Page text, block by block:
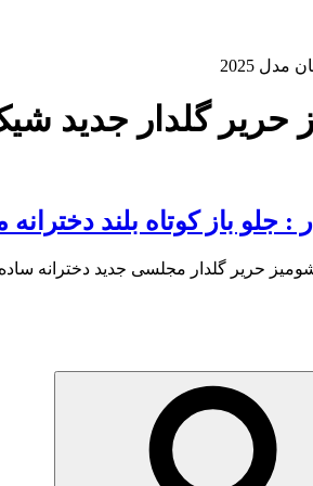
2025
گلدار جدید
: جلو باز کوتاه بلند
حریر گلدار مجلسی جدید دخترانه ساده جلو باز